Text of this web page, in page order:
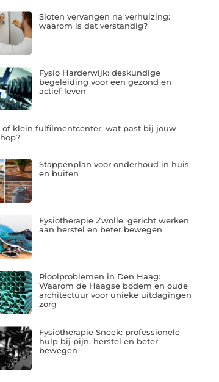
Sloten vervangen na verhuizing:
waarom is dat verstandig?
Fysio Harderwijk: deskundige
begeleiding voor een gezond en
actief leven
of klein fulfilmentcenter: wat past bij jouw
Stappenplan voor onderhoud in huis
en buiten
Fysiotherapie Zwolle: gericht werken
aan herstel en beter bewegen
Rioolproblemen in Den Haag:
Waarom de Haagse bodem en oude
architectuur voor unieke uitdagingen
zorg
Fysiotherapie Sneek: professionele
hulp bij pijn, herstel en beter
bewegen